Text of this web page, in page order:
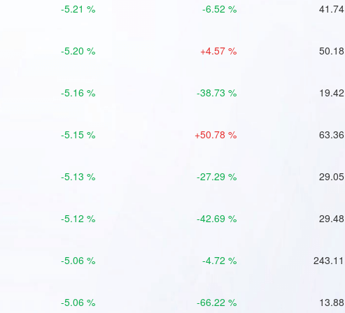
-5.21 % -6.52 % 41.74
-5.20 % +4.57 % 50.18
-5.16 % -38.73 % 19.42
-5.15 % +50.78 % 63.36
-5.13 % -27.29 % 29.05
-5.12 % -42.69 % 29.48
-5.06 % -4.72 % 243.11
-5.06 % -66.22 % 13.88